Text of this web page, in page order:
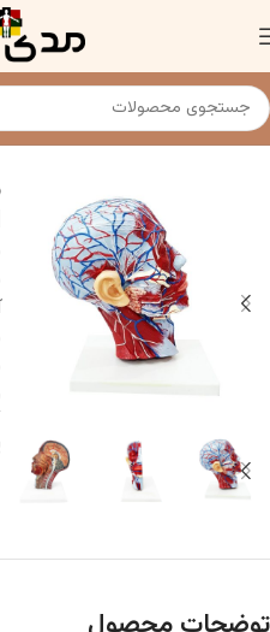
خانه مولاژ و مدل های آناتومی